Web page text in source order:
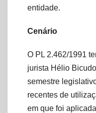
entidade.
Cenário
O PL 2.462/1991
jurista Hélio
semestre
recentes de
em que foi